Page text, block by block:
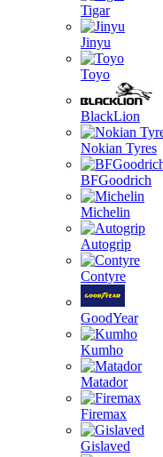
Tigar
Jinyu
Toyo
BlackLion
Nokian Tyres
BFGoodrich
Michelin
Autogrip
Contyre
GoodYear
Kumho
Matador
Firemax
Gislaved